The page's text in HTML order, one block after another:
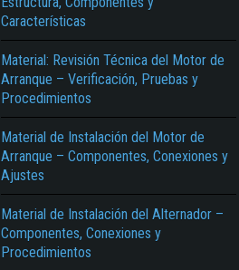
Características
Material: Revisión Técnica del Motor de
Arranque – Verificación, Pruebas y
Procedimientos
Material de Instalación del Motor de
Arranque – Componentes, Conexiones y
Ajustes
Material de Instalación del Alternador –
Componentes, Conexiones y
Procedimientos